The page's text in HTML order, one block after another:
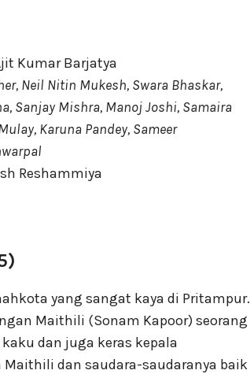
Kumar Barjatya
Neil Nitin Mukesh, Swara Bhaskar,
Sanjay Mishra, Manoj Joshi, Samaira
Karuna Pandey, Sameer
Reshammiya
yang sangat kaya di Pritampur.
Maithili (Sonam Kapoor) seorang
dan juga keras kepala
dan saudara-saudaranya baik